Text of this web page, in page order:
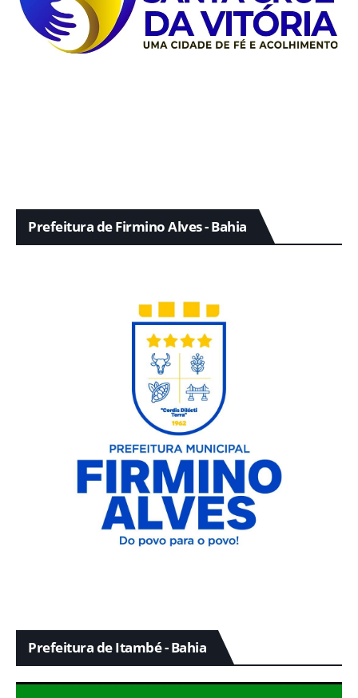
Prefeitura de Firmino Alves - Bahia
Prefeitura de Itambé - Bahia